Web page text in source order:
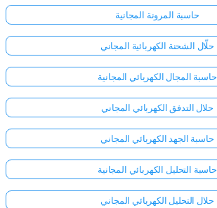
حاسبة المرونة المجانية
حلّال الشحنة الكهربائية المجاني
حاسبة المجال الكهربائي المجانية
حلال التدفق الكهربائي المجاني
حاسبة الجهد الكهربائي المجاني
حاسبة التحليل الكهربائي المجانية
حلال التحليل الكهربائي المجاني